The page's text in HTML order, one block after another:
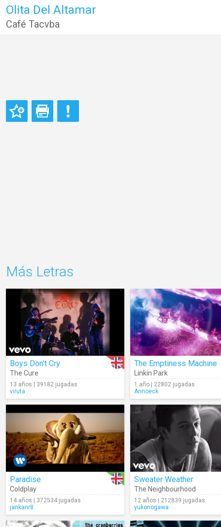
Olita Del Altamar
Café Tacvba
Más Letras
Boys Don't Cry
The Cure
13 años | 39182 jugadas
viruta
The Emptiness Machine
Linkin Park
1 año | 22802 jugadas
Annoeck
Paradise
Coldplay
14 años | 372534 jugadas
jankanr8
Sweater Weather
The Neighbourhood
12 años | 212839 jugadas
yukonogawa